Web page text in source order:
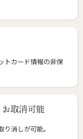
トカード情報の非保
取消可能
消しが可能。